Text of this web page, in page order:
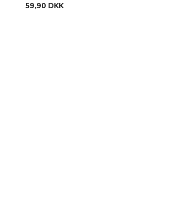
59,90 DKK